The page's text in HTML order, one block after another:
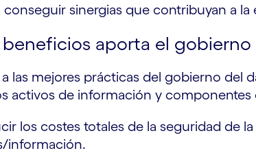
sinergias que contribuyan a la
aporta el gobierno
a las mejores prácticas del gobierno del
activos de información y componentes
los costes totales de la seguridad de
información.